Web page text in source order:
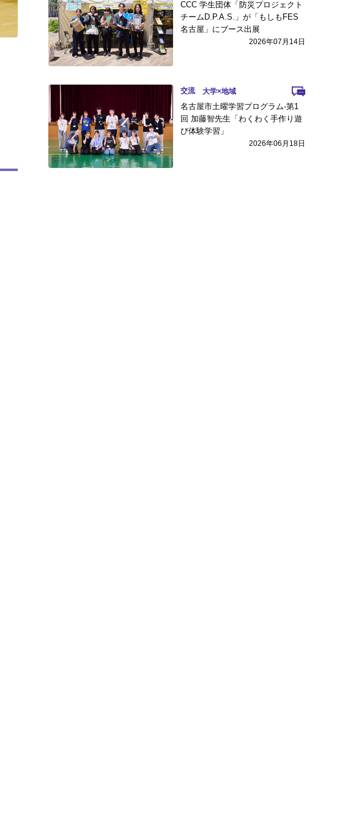
CCC 学生団体「防災プロジェクト
チームD.P.A.S.」が「もしもFES
名古屋」にブース出展
2026年07月14日
交流
名古屋市土曜学習プログラム-第1
回 加藤智先生「わくわく手作り遊
び体験学習」
2026年06月18日